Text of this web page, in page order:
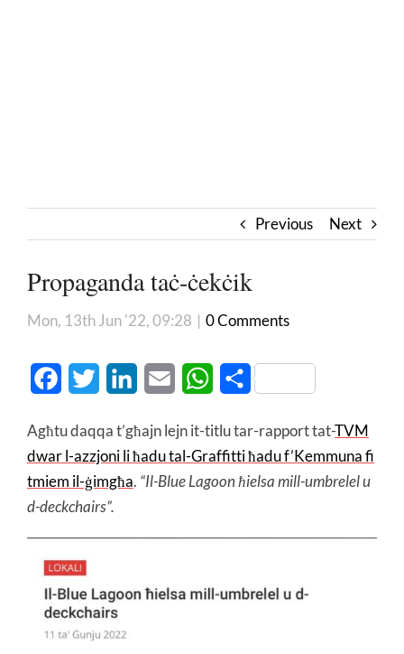
Previous Next
Propaganda taċ-ċekċik
Mon, 13th Jun '22, 09:28 | 0 Comments
FacebookTwitter LinkedInEmail WhatsApp
Share
Agħtu daqqa t’għajn lejn it-titlu tar-rapport tat-TVM
dwar l-azzjoni li ħadu tal-Graffitti ħadu f’Kemmuna fi
tmiem il-ġimgħa. “Il-Blue Lagoon ħielsa mill-umbrelel u
d-deckchairs”.